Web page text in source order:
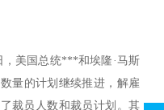
，美国总统***和埃隆·马斯
量的计划继续推进，解雇
裁员人数和裁员计划。其